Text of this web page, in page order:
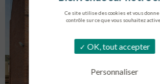
Ce site utilise des cookies et vous donne
contrôle sur ce que vous souhaitez
OK, tout accepter
Personnaliser